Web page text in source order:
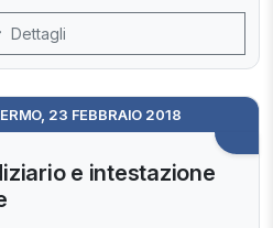
Dettagli
23 FEBBRAIO 2018
e intestazione